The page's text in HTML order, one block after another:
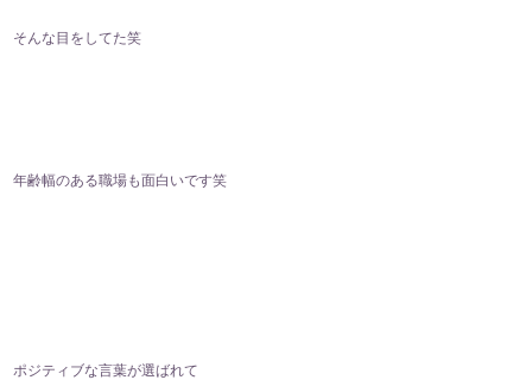
そんな目をしてた笑
年齢幅のある職場も面白いです笑
ポジティブな言葉が選ばれて